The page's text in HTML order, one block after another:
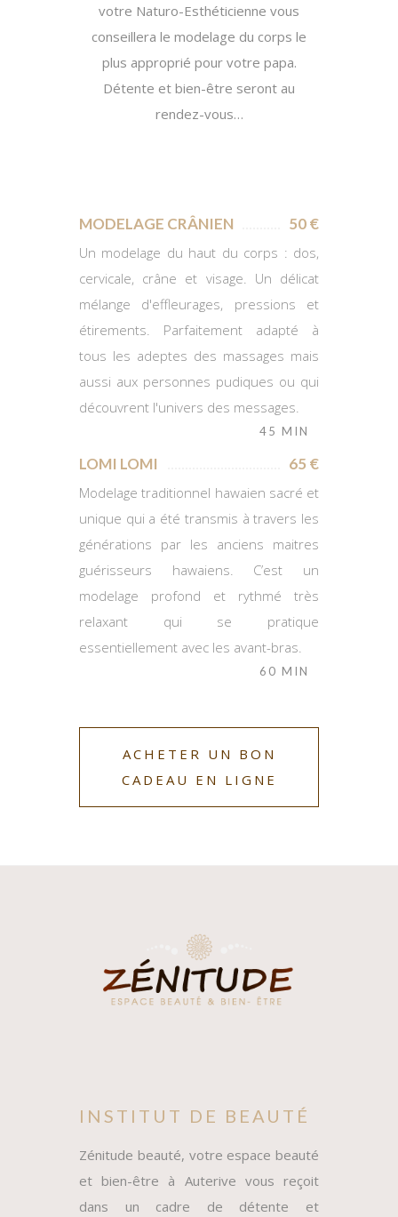
votre Naturo-Esthéticienne vous
conseillera le modelage du corps le
plus approprié pour votre papa.
Détente et bien-être seront au
rendez-vous…
MODELAGE CRÂNIEN 50 €
Un modelage du haut du corps : dos,
cervicale, crâne et visage. Un délicat
mélange d'effleurages, pressions et
étirements. Parfaitement adapté à
tous les adeptes des massages mais
aussi aux personnes pudiques ou qui
découvrent l'univers des messages.
45 MIN
LOMI LOMI 65 €
Modelage traditionnel hawaien sacré et
unique qui a été transmis à travers les
générations par les anciens maitres
guérisseurs hawaiens. C’est un
modelage profond et rythmé très
relaxant qui se pratique
essentiellement avec les avant-bras.
60 MIN
ACHETER UN BON
CADEAU EN LIGNE
INSTITUT DE BEAUTÉ
Zénitude beauté, votre espace beauté
et bien-être à Auterive vous reçoit
dans un cadre de détente et